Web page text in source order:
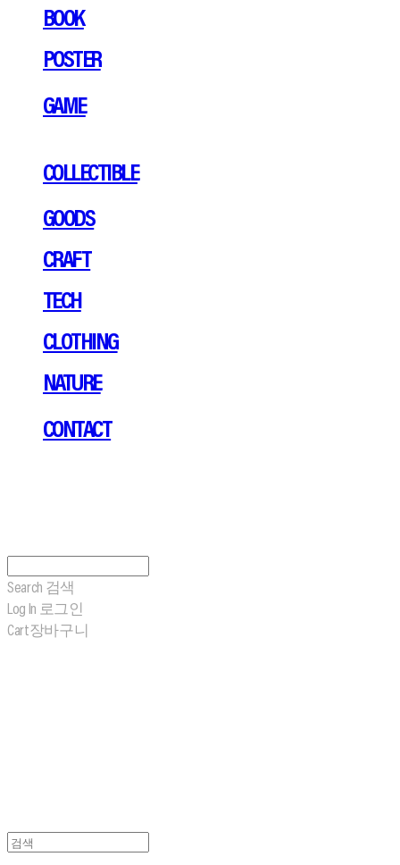
BOOK
POSTER
GAME
COLLECTIBLE
GOODS
CRAFT
TECH
CLOTHING
NATURE
CONTACT
Search 검색
Log In 로그인
Cart장바구니